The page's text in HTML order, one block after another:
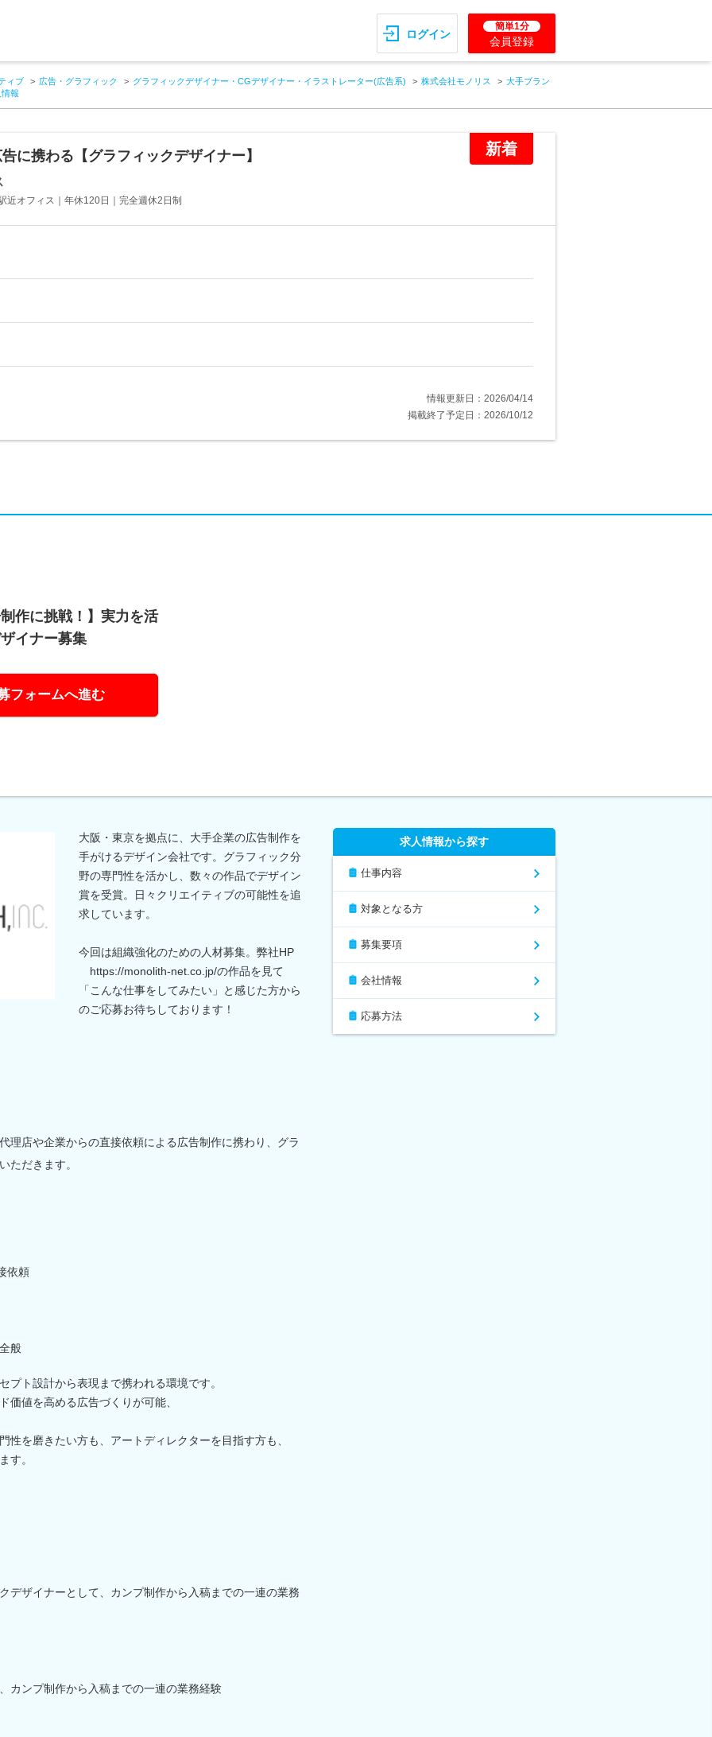
ログイン
簡単1分
会員登録
ィブ 広告・グラフィック グラフィックデザイナー・CGデザイナー・イラストレーター(広告系) 株式会社モノリス
大手ブラン
報
新着
に携わる【グラフィックデザイナー】
近オフィス｜年休120日｜完全週休2日制
情報更新日：2026/04/14
掲載終了予定日：2026/10/12
作に挑戦！】実力を活
イナー募集
フォームへ進む
大阪・東京を拠点に、大手企業の広告制作を
手がけるデザイン会社です。グラフィック分
野の専門性を活かし、数々の作品でデザイン
賞を受賞。日々クリエイティブの可能性を追
求しています。
今回は組織強化のための人材募集。弊社HP
https://monolith-net.co.jp/の作品を見て
「こんな仕事をしてみたい」と感じた方から
のご応募お待ちしております！
理店や企業からの直接依頼による広告制作に携わり、グラ
ただきます。
依頼
般
プト設計から表現まで携われる環境です。
価値を高める広告づくりが可能、
性を磨きたい方も、アートディレクターを目指す方も、
す。
デザイナーとして、カンプ制作から入稿までの一連の業務
カンプ制作から入稿までの一連の業務経験
求人情報から探す
仕事内容
対象となる方
募集要項
会社情報
応募方法